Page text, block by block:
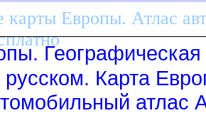
карты Европы. Атлас
Географическая
Карта
атлас